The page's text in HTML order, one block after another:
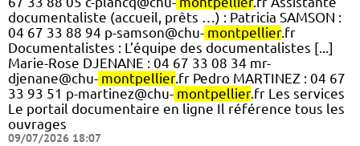
documentaliste (accueil, prêts …) : Patricia SAMSON :
04 67 33 88 94 p-samson@chu- montpellier.fr
Documentalistes : L’équipe des documentalistes [...]
Marie-Rose DJENANE : 04 67 33 08 34 mr-
djenane@chu- montpellier.fr Pedro MARTINEZ : 04 67
33 93 51 p-martinez@chu- montpellier.fr Les services
Le portail documentaire en ligne Il référence tous les
ouvrages
09/07/2026 18:07